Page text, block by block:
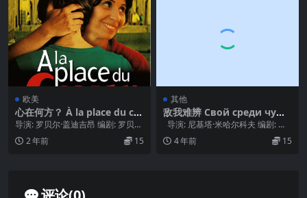
欧美
心在何方？ À la place du co
eur (1998)
导演: 罗贝尔·盖迪吉昂 编剧: 罗贝尔
·盖迪吉昂 Robert Guédigu...
2 年前 15
其他
敌我难辨 Свой среди чужи
х, чужой среди своих (19
74)
导演: 尼基塔·米哈尔科夫 编剧: 尼
基塔·米哈尔科夫 主演: 尼...
4 年前 15